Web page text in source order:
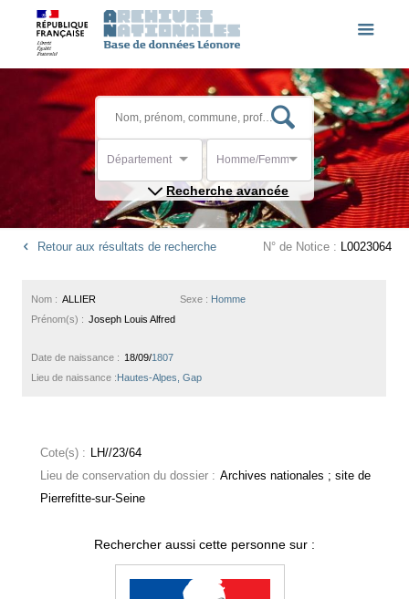
Département Homme/Femme
Recherche avancée
Retour aux résultats de recherche N° de Notice : L0023064
Sexe : Homme
Nom : ALLIER
Prénom(s) : Joseph Louis Alfred
Date de naissance : 18/09/1807
Lieu de naissance :Hautes-Alpes, Gap
Cote(s) : LH//23/64
Lieu de conservation du dossier : Archives nationales ; site de
Pierrefitte-sur-Seine
Rechercher aussi cette personne sur :